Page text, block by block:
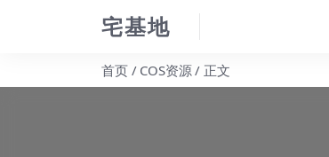
宅基地
首页 COS资源 正文